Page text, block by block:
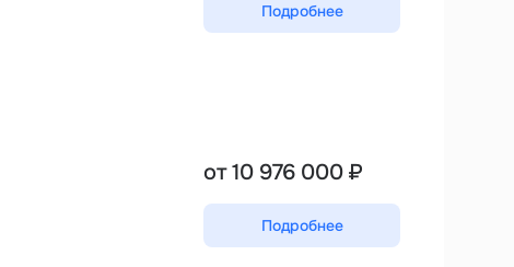
Подробнее
от 10 976 000 ₽
Подробнее